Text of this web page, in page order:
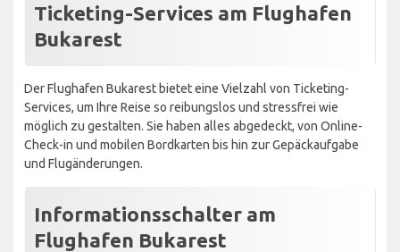
Ticketing-Services am Flughafen
Bukarest
Der Flughafen Bukarest bietet eine Vielzahl von Ticketing-
Services, um Ihre Reise so reibungslos und stressfrei wie
möglich zu gestalten. Sie haben alles abgedeckt, von Online-
Check-in und mobilen Bordkarten bis hin zur Gepäckaufgabe
und Flugänderungen.
Informationsschalter am
Flughafen Bukarest